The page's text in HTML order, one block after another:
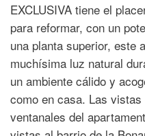
EXCLUSIVA tiene el
para reformar, con un
una planta superior, este
muchísima luz natural
un ambiente cálido y
como en casa. Las
ventanales del